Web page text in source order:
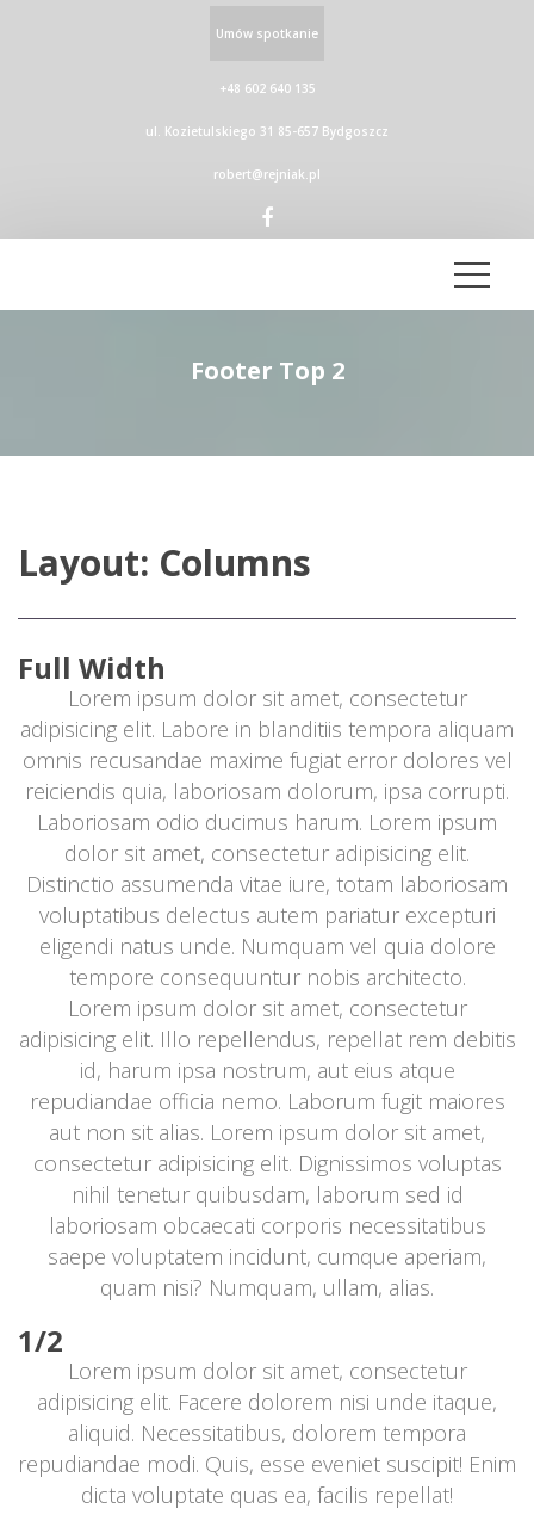
+48 602 640 135
ul. Kozietulskiego 31 85-657 Bydgoszcz
robert@rejniak.pl
Umów spotkanie
Footer Top 2
Layout: Column
Full Width
Lorem ipsum dolor sit amet, consectetur
adipisicing elit. Labore in blanditiis tempora aliquam
omnis recusandae maxime fugiat error dolores vel
reiciendis quia, laboriosam dolorum, ipsa corrupti.
Laboriosam odio ducimus harum. Lorem ipsum
dolor sit amet, consectetur adipisicing elit.
Distinctio assumenda vitae iure, totam laboriosam
voluptatibus delectus autem pariatur excepturi
eligendi natus unde. Numquam vel quia dolore
tempore consequuntur nobis architecto.
Lorem ipsum dolor sit amet, consectetur
adipisicing elit. Illo repellendus, repellat rem debitis
id, harum ipsa nostrum, aut eius atque
repudiandae officia nemo. Laborum fugit maiores
aut non sit alias. Lorem ipsum dolor sit amet,
consectetur adipisicing elit. Dignissimos voluptas
nihil tenetur quibusdam, laborum sed id
laboriosam obcaecati corporis necessitatibus
aepe voluptatem incidunt, cumque aperiam,
quam nisi? Numquam, ullam, alias.
1/2
Lorem ipsum dolor sit amet, consectetur
adipisicing elit. Facere dolorem nisi unde itaque,
aliquid. Necessitatibus, dolorem tempora
repudiandae modi. Quis, esse eveniet suscipit! Enim
dicta voluptate quas ea, facilis repellat!